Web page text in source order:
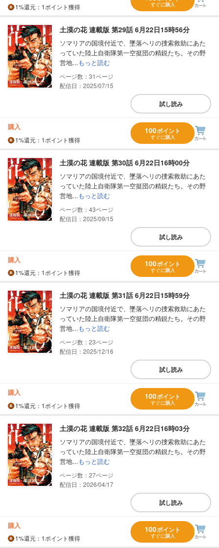
1%還元 ：1ポイント獲得 すぐに購入
土漠の花 連載版 第29話 6月22日15時56分
ソマリアの国境付近で、墜落ヘリの捜索救助にあた
っていた陸上自衛隊第一空挺団の精鋭たち。その野
営地...もっと読む
31
配信日：2025/07/15
試し読み
購入
1%還元 ：1ポイント獲得
100ポイント
すぐに購入
土漠の花 連載版 第30話 6月22日16時00分
ソマリアの国境付近で、墜落ヘリの捜索救助にあた
っていた陸上自衛隊第一空挺団の精鋭たち。その野
営地...もっと読む
43
配信日：2025/09/15
試し読み
購入
1%還元 ：1ポイント獲得
100ポイント
すぐに購入
土漠の花 連載版 第31話 6月22日15時59分
ソマリアの国境付近で、墜落ヘリの捜索救助にあた
っていた陸上自衛隊第一空挺団の精鋭たち。その野
営地...もっと読む
23
配信日：2025/12/16
試し読み
購入
1%還元 ：1ポイント獲得
100ポイント
すぐに購入
土漠の花 連載版 第32話 6月22日16時03分
ソマリアの国境付近で、墜落ヘリの捜索救助にあた
っていた陸上自衛隊第一空挺団の精鋭たち。その野
営地...もっと読む
27
配信日：2026/04/17
試し読み
購入
1%還元 ：1ポイント獲得
100ポイント
すぐに購入